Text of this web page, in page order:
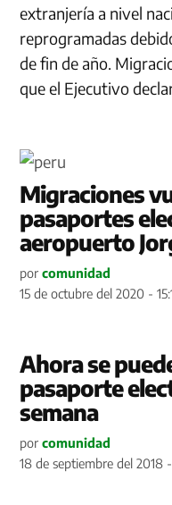
extranjería a nivel
reprogramadas
de fin de año.
que el Ejecutivo
Migraciones
pasaportes
aeropuerto
por comunidad
15 de octubre del 2020 -
Ahora se
pasaporte
semana
por comunidad
18 de septiembre del 2018